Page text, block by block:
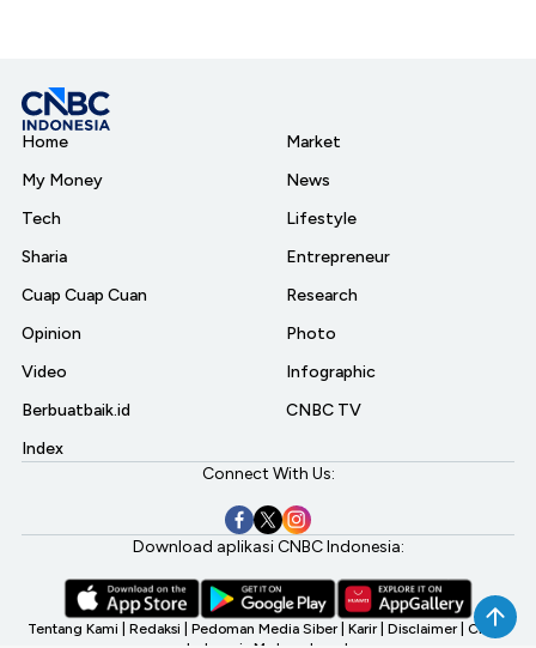
Home
My Money
Tech
Sharia
Cuap Cuap Cuan
Opinion
Video
Berbuatbaik.id
Index
Market
News
Lifestyle
Entrepreneur
Research
Photo
Infographic
CNBC TV
Connect With Us:
Download aplikasi CNBC Indonesia:
Tentang Kami Redaksi Pedoman Media Siber Karir Disclaimer CNBC